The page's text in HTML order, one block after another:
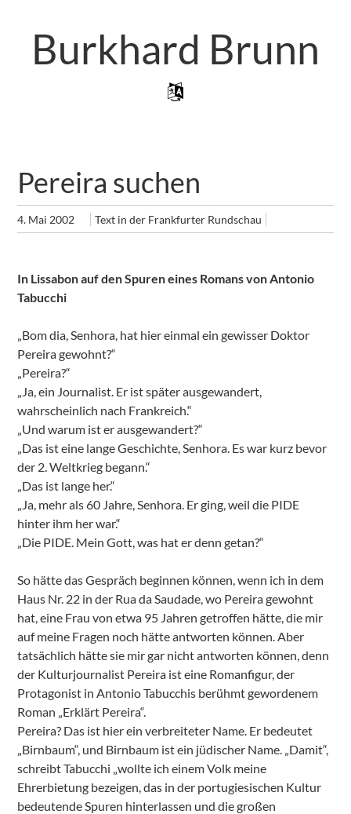
SpringenBurkhard Brunn
Pereira suchen
4. Mai 2002 Text in der Frankfurter Rundschau
In Lissabon auf den Spuren eines Romans von Antonio
Tabucchi
„Bom dia, Senhora, hat hier einmal ein gewisser Doktor
Pereira gewohnt?“
„Pereira?“
„Ja, ein Journalist. Er ist später ausgewandert,
wahrscheinlich nach Frankreich.“
„Und warum ist er ausgewandert?“
„Das ist eine lange Geschichte, Senhora. Es war kurz bevor
der 2. Weltkrieg begann.“
„Das ist lange her.“
„Ja, mehr als 60 Jahre, Senhora. Er ging, weil die PIDE
hinter ihm her war.“
„Die PIDE. Mein Gott, was hat er denn getan?“
So hätte das Gespräch beginnen können, wenn ich in dem
Haus Nr. 22 in der Rua da Saudade, wo Pereira gewohnt
hat, eine Frau von etwa 95 Jahren getroffen hätte, die mir
auf meine Fragen noch hätte antworten können. Aber
tatsächlich hätte sie mir gar nicht antworten können, denn
der Kulturjournalist Pereira ist eine Romanfigur, der
Protagonist in Antonio Tabucchis berühmt gewordenem
Roman „Erklärt Pereira“.
Pereira? Das ist hier ein verbreiteter Name. Er bedeutet
„Birnbaum“, und Birnbaum ist ein jüdischer Name. „Damit“,
schreibt Tabucchi „wollte ich einem Volk meine
Ehrerbietung bezeigen, das in der portugiesischen Kultur
bedeutende Spuren hinterlassen und die großen